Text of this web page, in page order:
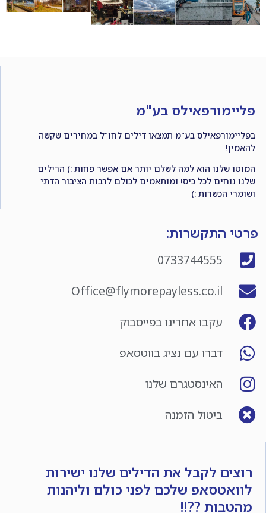
פליימורפאילס בע"מ
בפליימורפאילס בע"מ תמצאו דילים לחו"ל במחירים שקשה
להאמין!
המוטו שלנו הוא למה לשלם יותר אם אפשר פחות :) הדילים
שלנו נוחים לכל כיס! ומותאמים לכולם לרבות הציבור הדתי
ושומרי הכשרות :)
פרטי התקשרות:
0733744555
Office@flymorepayless.co.il
עקבו אחרינו בפייסבוק
דברו עם נציג בווטסאפ
האינסטגרם שלנו
ביטול הזמנה
רוצים לקבל את הדילים שלנו ישירות
לוואטסאפ שלכם לפני כולם וליהנות
מהטבות ??!!